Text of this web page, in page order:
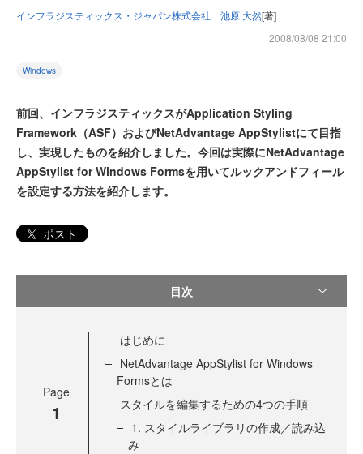
インフラジスティックス・ジャパン株式会社 池原 大然[著]
2008/08/08 21:00
Windows
前回、インフラジスティックスがApplication Styling
Framework（ASF）およびNetAdvantage AppStylistにて目指
し、実現したものを紹介しました。今回は実際にNetAdvantage
AppStylist for Windows Formsを用いてルックアンドフィール
を設定する方法を紹介します。
ポスト
目次
Page
1
はじめに
NetAdvantage AppStylist for Windows
Formsとは
スタイルを編集するための4つの手順
1. スタイルライブラリの作成／読み込
み